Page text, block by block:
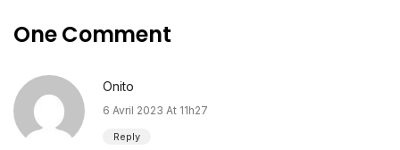
One Comment
Onito
6 Avril 2023 At 11h27
Reply